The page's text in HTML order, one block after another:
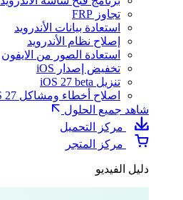
تجاوز FRP
استعادة بيانات الأندرويد
إصلاح نظام الأندرويد
استعادة الصور من الايفون
تخفيض إصدار iOS
تنزيل iOS 27 beta
اصلاح أخطاء ومشاكل iOS 27
شاهد جميع الحلول
مركز التحميل
مركز المتجر
دليل الفيديو